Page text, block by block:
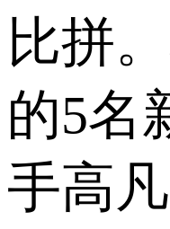
比拼
的5名
手高